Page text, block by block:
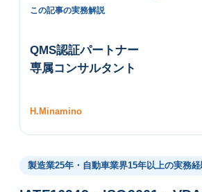
この記事の実務解説
QMS認証パートナー
専属コンサルタント
H.Minamino
製造業25年・自動車業界15年以上の実務経